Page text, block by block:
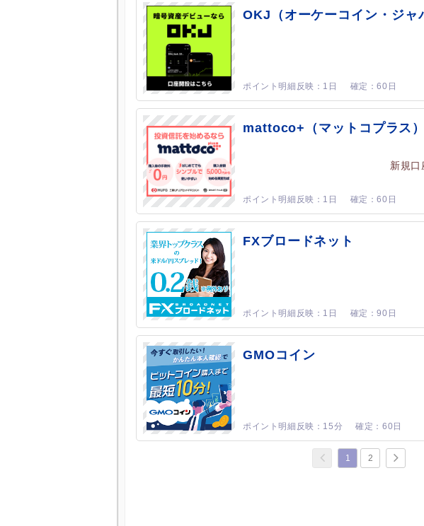
OKJ（オーケーコイン・ジャ
1日 60日
mattoco+（マットコプラス）
新規
1日 60日
FXブロードネット
1日 90日
GMOコイン
15分 60日
1 2